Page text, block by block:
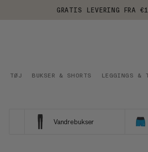
GRATIS LEVERING FRA
TØJ BUKSER & SHORTS
LEGGINGS &
Vandrebukser